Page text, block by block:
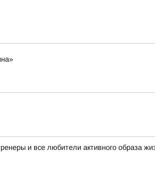
и все любители активного образа